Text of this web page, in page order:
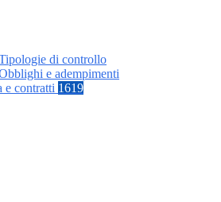
di controllo
e adempimenti
e contratti 1619